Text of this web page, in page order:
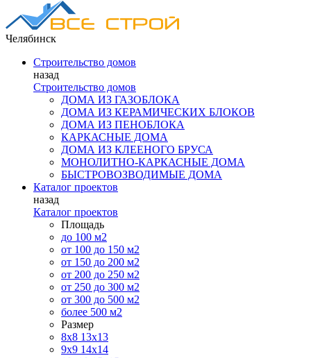
Челябинск
Строительство домов
назад
Строительство домов
ДОМА ИЗ ГАЗОБЛОКА
ДОМА ИЗ КЕРАМИЧЕСКИХ БЛОКОВ
ДОМА ИЗ ПЕНОБЛОКА
КАРКАСНЫЕ ДОМА
ДОМА ИЗ КЛЕЕНОГО БРУСА
МОНОЛИТНО-КАРКАСНЫЕ ДОМА
БЫСТРОВОЗВОДИМЫЕ ДОМА
Каталог проектов
назад
Каталог проектов
Площадь
до 100 м2
от 100 до 150 м2
от 150 до 200 м2
от 200 до 250 м2
от 250 до 300 м2
от 300 до 500 м2
более 500 м2
Размер
8х8 13х13
9х9 14х14